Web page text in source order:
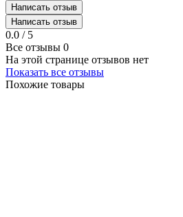
Написать отзыв
Написать отзыв
0.0 / 5
Все отзывы 0
На этой странице отзывов нет
Показать все отзывы
Похожие товары